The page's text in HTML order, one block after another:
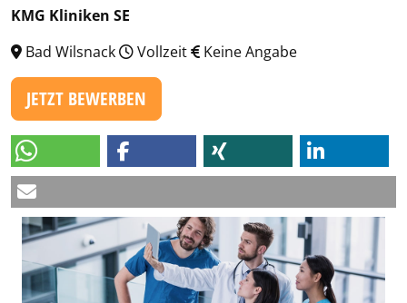
KMG Kliniken SE
Bad Wilsnack
Vollzeit Keine Angabe
JETZT BEWERBEN